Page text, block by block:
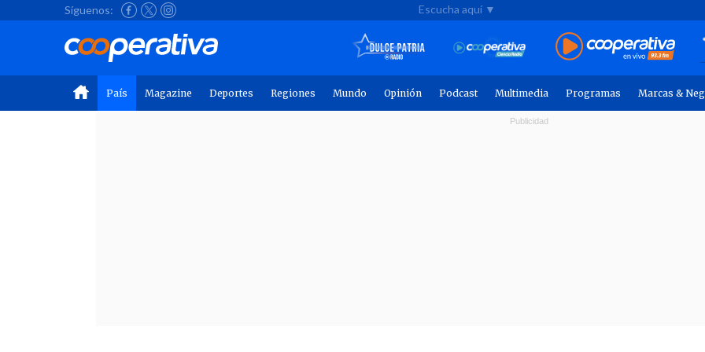
Síguenos: Escucha aquí ▼
País Magazine Deportes Regiones Mundo Opinión Podcast Multimedia Programas Marcas &